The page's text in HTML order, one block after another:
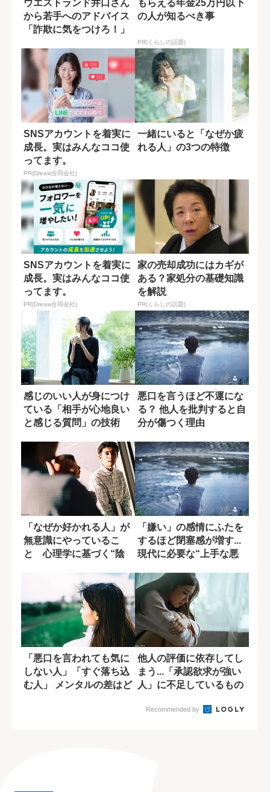
ウエストランド井口さん
から若手へのアドバイス
「詐欺に気をつけろ！」
もらえる年金25万円以下
の人が知るべき事
PR(くらしの話題)
SNSアカウントを着実に
成長。実はみんなココ使
ってます。
PR(Dreaw合同会社)
一緒にいると「なぜか疲
れる人」の3つの特徴
SNSアカウントを着実に
成長。実はみんなココ使
ってます。
PR(Dreaw合同会社)
家の売却成功にはカギが
ある？家処分の基礎知識
を解説
PR(くらしの話題)
感じのいい人が身につけ
ている「相手が心地良い
と感じる質問」の技術
悪口を言うほど不運にな
る？ 他人を批判すると自
分が傷つく理由
「なぜか好かれる人」が
無意識にやっているこ
と 心理学に基づく“陰
「嫌い」の感情にふたを
するほど閉塞感が増す...
現代に必要な“上手な悪
「悪口を言われても気に
しない人」「すぐ落ち込
む人」 メンタルの差はど
他人の評価に依存してし
まう...「承認欲求が強い
人」に不足しているもの
Recommended by